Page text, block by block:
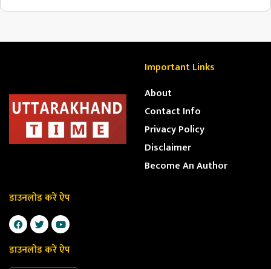
Important Links
About
Contact Info
Privacy Policy
Disclaimer
Become An Author
डाउनलोड करें ऐप
डाउनलोड करें ऐप